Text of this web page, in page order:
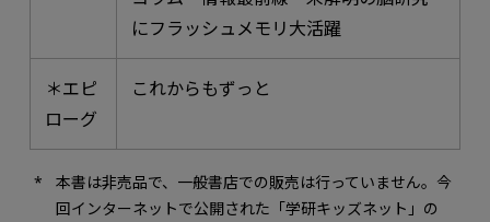
にフラッシュメモリ大活躍
＊エピ
ローグ
これからもずっと
本書は非売品で、一般書店での販売は行っていません。今
回インターネットで公開された「学研キッズネット」の